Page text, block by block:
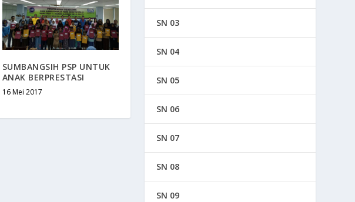
SUMBANGSIH PSP UNTUK
ANAK BERPRESTASI
16 Mei 2017
SN 03
SN 04
SN 05
SN 06
SN 07
SN 08
SN 09